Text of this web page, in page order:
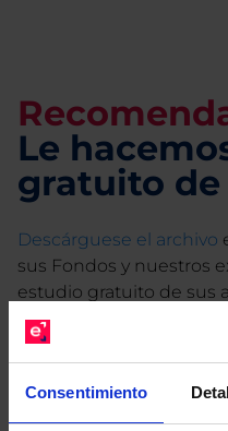
Consentimiento
Le
gratuito de
Descárguese el archivo
sus Fondos y nuestros
estudio gratuito de sus
Limpias con las que